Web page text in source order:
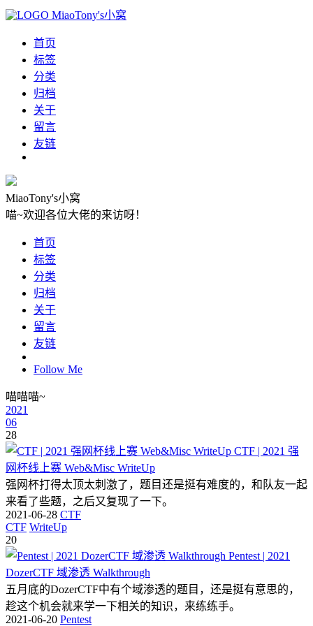
MiaoTony's小窝
首页
标签
分类
归档
关于
留言
友链
MiaoTony's小窝
喵~欢迎各位大佬的来访呀！
首页
标签
分类
归档
关于
留言
友链
Follow Me
喵喵喵~
2021
06
28
CTF | 2021 强
网杯线上赛 Web&Misc WriteUp
强网杯打得太顶太刺激了，题目还是挺有难度的，和队友一起
来看了些题，之后又复现了一下。
2021-06-28 CTF
CTF WriteUp
20
Pentest | 2021
DozerCTF 域渗透 Walkthrough
五月底的DozerCTF中有个域渗透的题目，还是挺有意思的，
趁这个机会就来学一下相关的知识，来练练手。
2021-06-20 Pentest